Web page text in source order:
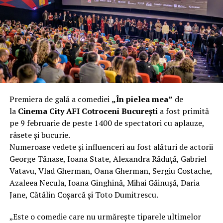
încât nu a mai putut fi pliat. Proprietarul l-a aruncat la
fier vechi a doua zi. Asta ca să fie clar de la început: nu
vorbim despre preferințe estetice, ci despre
funcționalitate reală.
Aluminiul, pe scurt: ușor,
rezistent la coroziune, dar cu
nuanțe
Aluminiul e materialul care apare primul în conversație
când cineva caută un pavilion ușor. Și pe bună dreptate.
Densitatea aluminiului e de aproximativ 2,7 g/cm³, față
de circa 7,8 g/cm³ pentru oțel. Practic, la un volum
identic, aluminiul cântărește cam o treime din greutatea
oțelului. Pentru oricine transportă, montează și
demontează frecvent o structură, diferența asta se
simte enorm.
Premiera de gală a comediei „În pielea mea” de
la Cinema City AFI Cotroceni Bucureștia fost primită
pe 9 februarie de peste 1400 de spectatori cu aplauze,
râsete și bucurie.
Numeroase vedete și influenceri au fost alături de actorii
George Tănase, Ioana State, Alexandra Răduță, Gabriel
Vatavu, Vlad Gherman, Oana Gherman, Sergiu Costache,
Azaleea Necula, Ioana Ginghină, Mihai Găinușă, Daria
Jane, Cătălin Coșarcă și Toto Dumitrescu.
„Este o comedie care nu urmărește tiparele ultimelor